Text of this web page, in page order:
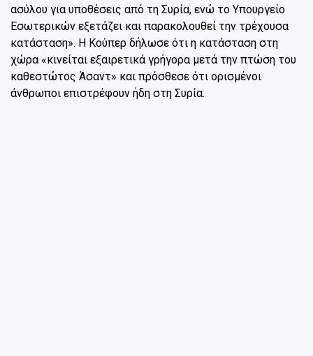
ασύλου για υποθέσεις από τη Συρία, ενώ το Υπουργείο
Εσωτερικών εξετάζει και παρακολουθεί την τρέχουσα
κατάσταση». Η Κούπερ δήλωσε ότι η κατάσταση στη
χώρα «κινείται εξαιρετικά γρήγορα μετά την πτώση του
καθεστώτος Άσαντ» και πρόσθεσε ότι ορισμένοι
άνθρωποι επιστρέφουν ήδη στη Συρία.